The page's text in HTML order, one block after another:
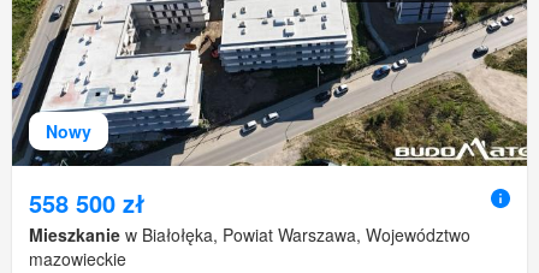
Nowy
558 500 zł
Mieszkanie w Białołęka, Powiat Warszawa, Województwo
mazowieckie